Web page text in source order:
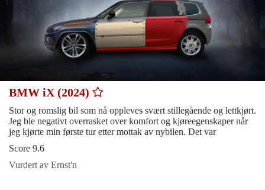
BMW iX (2024)
Stor og romslig bil som nå oppleves svært stillegående og lettkjørt.
Jeg ble negativt overrasket over komfort og kjøreegenskaper når
jeg kjørte min første tur etter mottak av nybilen. Det var
Score 9.6
Vurdert av Ernst'n